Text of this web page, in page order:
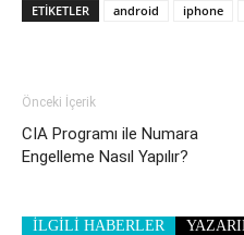
ETIKETLER android iphone
Önceki İçerik
CIA Programı ile Numara
Engelleme Nasıl Yapılır?
İLGİLİ HABERLER